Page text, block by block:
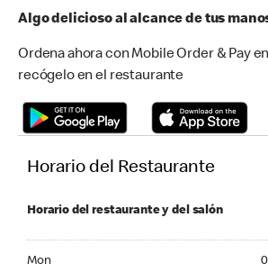
Algo delicioso al alcance de tus
Ordena ahora con Mobile Order & Pay
recógelo en el restaurante
Horario del Restaurante
Horario del restaurante y del salón
Mon